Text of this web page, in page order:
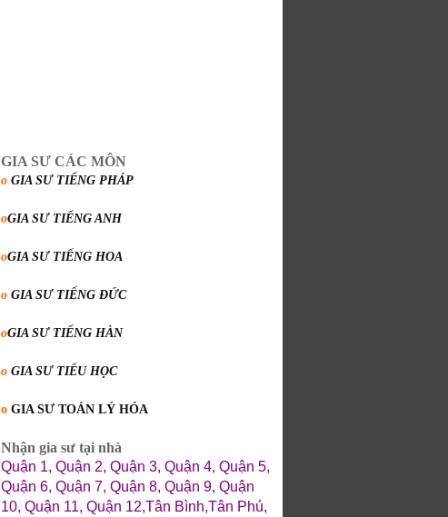
GIA SƯ CÁC MÔN
o GIA SƯ TIẾNG PHÁP
oGIA SƯ TIẾNG ANH
oGIA SƯ TIẾNG HOA
o GIA SƯ TIẾNG ĐỨC
oGIA SƯ TIẾNG HÀN
o GIA SƯ TIỂU HỌC
o GIA SƯ TOÁN LÝ HÓA
Nhận gia sư tại nhà
Quận 1, Quận 2, Quận 3, Quận 4, Quận 5,
Quận 6, Quận 7, Quận 8, Quận 9, Quận
10, Quận 11, Quận 12,Tân Bình,Tân Phú,